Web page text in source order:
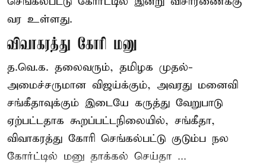
வர உள்ளது.
விவாகரத்து கோரி மனு
த.வெ.க. தலைவரும், தமிழக முதல்-
அமைச்சருமான விஜய்க்கும், அவரது மனைவி
சங்கீதாவுக்கும் இடையே கருத்து வேறுபாடு
ஏற்பட்டதாக கூறப்பட்டநிலையில், சங்கீதா,
விவாகரத்து கோரி செங்கல்பட்டு குடும்ப நல
கோர்ட்டில் மனு தாக்கல் செய்தா ...